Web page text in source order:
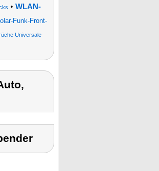
• WLAN-
Funk-Front-
Universale